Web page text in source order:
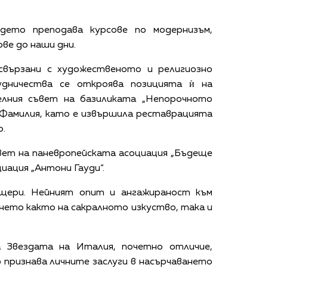
преподава курсове по модернизъм,
до наши дни.
с художественото и религиозно
се откроява позицията ѝ на
съвет на базиликата „Непорочното
като е извършила реставрацията
на паневропейската асоциация „Бъдеще
„Антони Гауди“.
Нейният опит и ангажираност към
както на сакралното изкуство, така и
на Италия, почетно отличие,
личните заслуги в насърчаването